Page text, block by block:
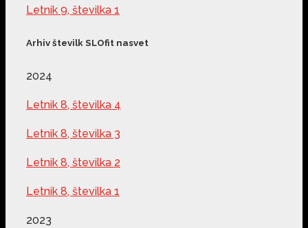
Letnik 9, številka 1
Arhiv številk SLOfit nasvet
2024
Letnik 8, številka 4
Letnik 8, številka 3
Letnik 8, številka 2
Letnik 8, številka 1
2023